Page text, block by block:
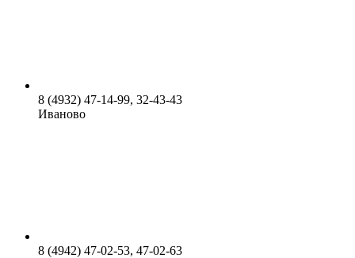
8 (4932) 47-14-99, 32-43-43
Иваново
8 (4942) 47-02-53, 47-02-63